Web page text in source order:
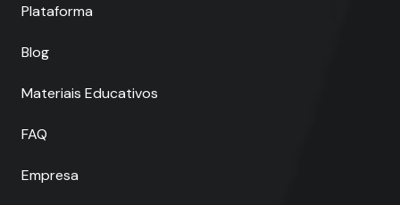
Plataforma
Blog
Materiais Educativos
FAQ
Empresa